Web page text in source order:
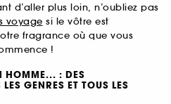
d’aller plus loin, n’oubliez pas
voyage si le vôtre est
fragrance où que vous
!
HOMME... : DES
GENRES ET TOUS LES